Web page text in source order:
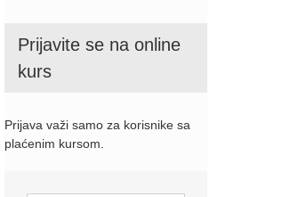
Prijavite se na online
kurs
Prijava važi samo za korisnike sa
plaćenim kursom.